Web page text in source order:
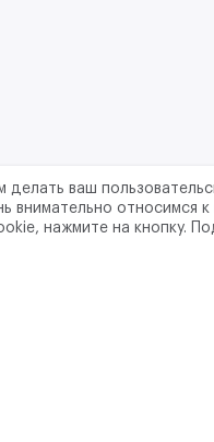
делать ваш
внимательно относимся к
нажмите на кнопку.